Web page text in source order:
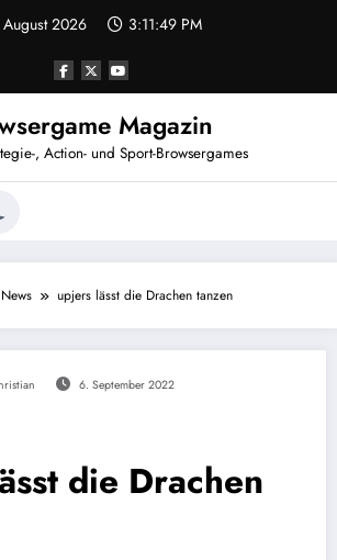
2026 3:11:50 PM
Magazin
, Action- und Sport-Browsergames
News upjers lässt die Drachen tanzen
6. September 2022
die Drachen